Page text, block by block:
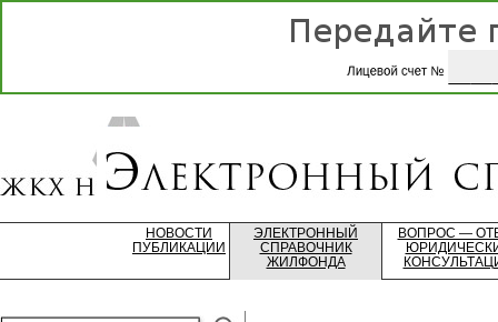
НОВОСТИ
ПУБЛИКАЦИИ
ЭЛЕКТРОННЫЙ
СПРАВОЧНИК
ЖИЛФОНДА
ВОПРОС —